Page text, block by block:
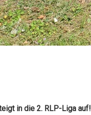
in die 2. RLP-Liga auf!